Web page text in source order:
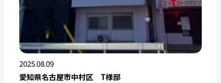
2025.08.09
愛知県名古屋市中村区 T様邸